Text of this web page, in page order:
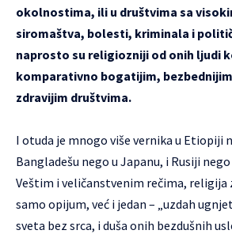
okolnostima, ili u društvima sa
siromaštva, bolesti, kriminala i
naprosto su religiozniji od onih ljudi
komparativno bogatijim,
zdravijim društvima.
I otuda je mnogo više vernika u Etiopiji
Bangladešu nego u Japanu, i Rusiji
Veštim i veličanstvenim rečima, religija
samo opijum, već i jedan – „uzdah
sveta bez srca, i duša onih bezdušnih